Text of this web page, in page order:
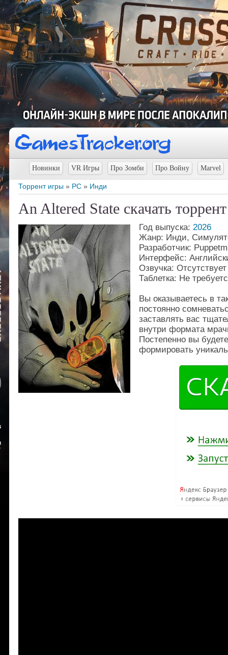
Новинки VR Игры Про Зомби Про Войну Marvel
Торрент игры » PC » Инди
An Altered State скачать торрент
Год выпуска: 2026
Жанр: Инди,
Разработчик:
Интерфейс:
Озвучка: Отсутствует
Таблетка: Не
Вы оказываетесь в
постоянно
заставлять вас
внутри формата
Постепенно вы
формировать